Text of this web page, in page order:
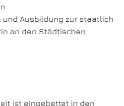
und Ausbildung zur staatlich
an den Städtischen
ist eingebettet in den